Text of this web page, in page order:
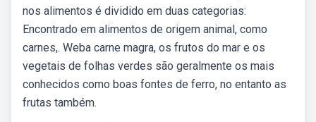
nos alimentos é dividido em duas categorias:
Encontrado em alimentos de origem animal, como
carnes,. Weba carne magra, os frutos do mar e os
vegetais de folhas verdes são geralmente os mais
conhecidos como boas fontes de ferro, no entanto as
frutas também.